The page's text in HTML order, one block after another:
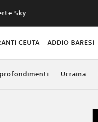
Sky
CEUTA ADDIO BARESI
Ucraina